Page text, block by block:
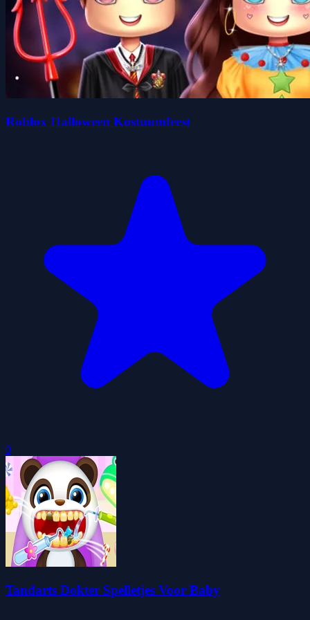
Roblox Halloween Kostuumfeest
0
Tandarts Dokter Spelletjes Voor Baby